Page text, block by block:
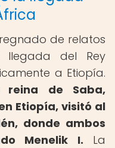
de relatos
del Rey
a Etiopía.
reina de Saba,
Etiopía, visitó al
donde ambos
Menelik I. La